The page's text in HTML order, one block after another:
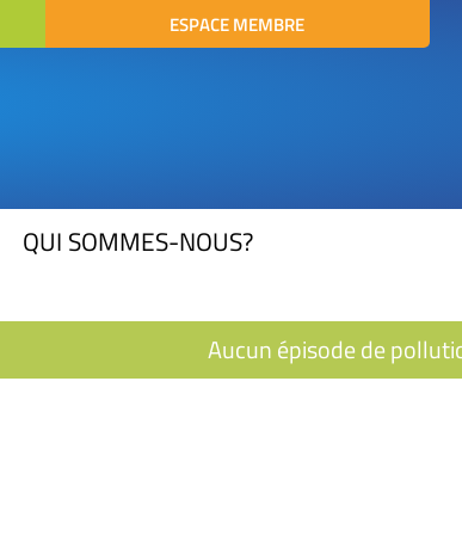
ESPACE MEMBRE
QUI SOMMES-NOUS?
Aucun épisode de